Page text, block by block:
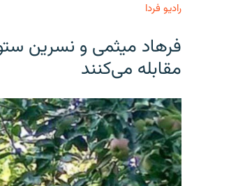
رادیو فردا
فرهاد میثمی و نسرین
مقابله می‌کنند